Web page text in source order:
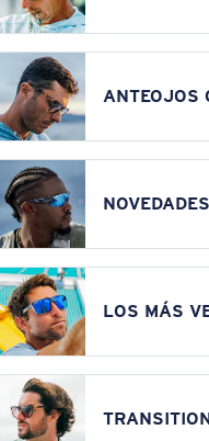
ANTEOJOS
LOS MÁS